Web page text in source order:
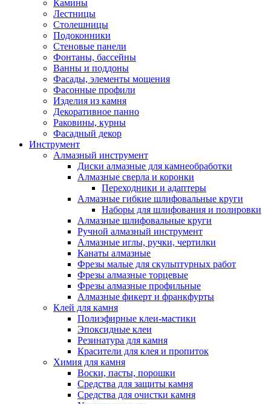
Камины
Лестницы
Столешницы
Подоконники
Стеновые панели
Фонтаны, бассейны
Ванны и поддоны
Фасады, элементы мощения
Фасонные профили
Изделия из камня
Декоративное панно
Раковины, курны
Фасадный декор
Инструмент
Алмазный инструмент
Диски алмазные для камнеобработки
Алмазные сверла и коронки
Переходники и адаптеры
Алмазные гибкие шлифовальные круги
Наборы для шлифования и полировки
Алмазные шлифовальные круги
Ручной алмазный инструмент
Алмазные иглы, ручки, чертилки
Канаты алмазные
Фрезы малые для скульптурных работ
Фрезы алмазные торцевые
Фрезы алмазные профильные
Алмазные фикерт и франкфурты
Клей для камня
Полиэфирные клеи-мастики
Эпоксидные клеи
Резинатура для камня
Красители для клея и пропиток
Химия для камня
Воски, пасты, порошки
Средства для защиты камня
Средства для очистки камня